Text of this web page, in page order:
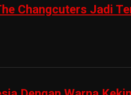
Changcuters Jadi